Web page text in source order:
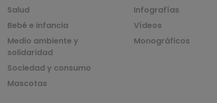
Salud
Bebé e infancia
Medio ambiente y
solidaridad
Sociedad y consumo
Mascotas
Infografías
Vídeos
Monográficos